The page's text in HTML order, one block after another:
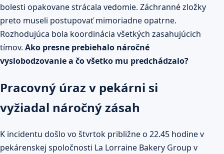
bolesti opakovane strácala vedomie. Záchranné zložky
preto museli postupovať mimoriadne opatrne.
Rozhodujúca bola koordinácia všetkých zasahujúcich
tímov. Ako presne prebiehalo náročné
vyslobodzovanie a čo všetko mu predchádzalo?
Pracovný úraz v pekárni si
vyžiadal náročný zásah
K incidentu došlo vo štvrtok približne o 22.45 hodine v
pekárenskej spoločnosti La Lorraine Bakery Group v